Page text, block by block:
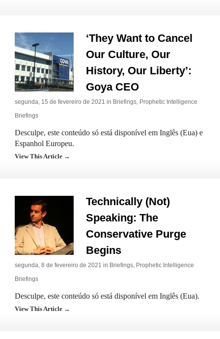
‘They Want to Cancel
Our Culture, Our
History, Our Liberty’:
Goya CEO
segunda, 15 de fevereiro de 2021 in Briefings, Prophetic Intelligence
Briefings
Desculpe, este conteúdo só está disponível em Inglês (Eua) e
Espanhol Europeu.
View This Article →
Technically (Not)
Speaking: The
Conservative Purge
Begins
segunda, 8 de fevereiro de 2021 in Briefings, Prophetic Intelligence
Briefings
Desculpe, este conteúdo só está disponível em Inglês (Eua).
View This Article →